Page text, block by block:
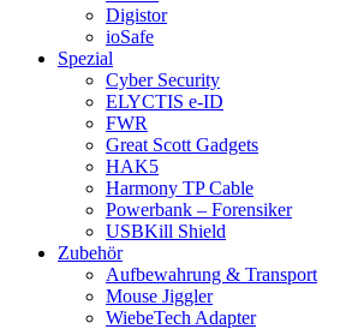
Digistor
ioSafe
Spezial
Cyber Security
ELYCTIS e-ID
FWR
Great Scott Gadgets
HAK5
Harmony TP Cable
Powerbank – Forensiker
USBKill Shield
Zubehör
Aufbewahrung & Transport
Mouse Jiggler
WiebeTech Adapter